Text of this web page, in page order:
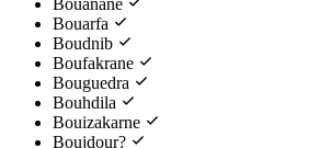
Bouanane
Bouarfa
Boudnib
Boufakrane
Bouguedra
Bouhdila
Bouizakarne
Boujdour?